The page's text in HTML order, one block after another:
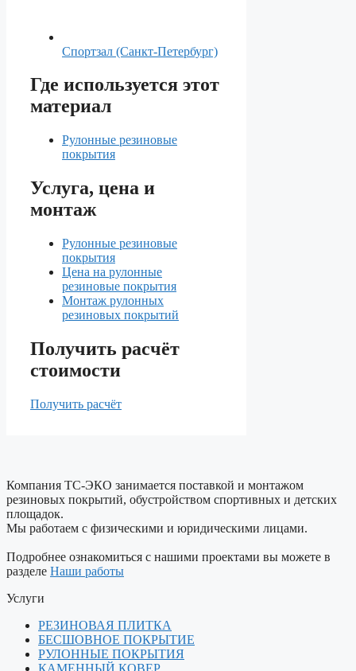
Спортзал (Санкт-Петербург)
Где используется этот
материал
Рулонные резиновые
покрытия
Услуга, цена и
монтаж
Рулонные резиновые
покрытия
Цена на рулонные
резиновые покрытия
Монтаж рулонных
резиновых покрытий
Получить расчёт
стоимости
Получить расчёт
Компания ТС-ЭКО занимается поставкой и монтажом
резиновых покрытий, обустройством спортивных и детских
площадок.
Мы работаем с физическими и юридическими лицами.
Подробнее ознакомиться с нашими проектами вы можете в
разделе Наши работы
Услуги
РЕЗИНОВАЯ ПЛИТКА
БЕСШОВНОЕ ПОКРЫТИЕ
РУЛОННЫЕ ПОКРЫТИЯ
КАМЕННЫЙ КОВЕР